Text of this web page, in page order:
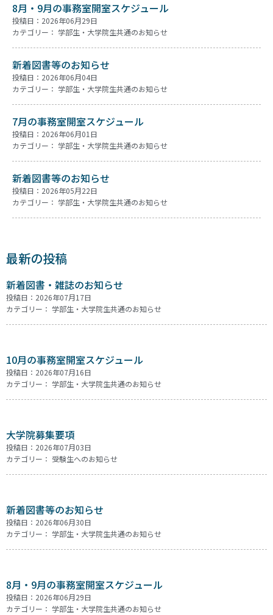
8月・9月の事務室開室スケジュール
投稿日：2026年06月29日
カテゴリー： 学部生・大学院生共通のお知らせ
新着図書等のお知らせ
投稿日：2026年06月04日
カテゴリー： 学部生・大学院生共通のお知らせ
7月の事務室開室スケジュール
投稿日：2026年06月01日
カテゴリー： 学部生・大学院生共通のお知らせ
新着図書等のお知らせ
投稿日：2026年05月22日
カテゴリー： 学部生・大学院生共通のお知らせ
最新の投稿
新着図書・雑誌のお知らせ
投稿日：2026年07月17日
カテゴリー： 学部生・大学院生共通のお知らせ
10月の事務室開室スケジュール
投稿日：2026年07月16日
カテゴリー： 学部生・大学院生共通のお知らせ
大学院募集要項
投稿日：2026年07月03日
カテゴリー： 受験生へのお知らせ
新着図書等のお知らせ
投稿日：2026年06月30日
カテゴリー： 学部生・大学院生共通のお知らせ
8月・9月の事務室開室スケジュール
投稿日：2026年06月29日
カテゴリー： 学部生・大学院生共通のお知らせ